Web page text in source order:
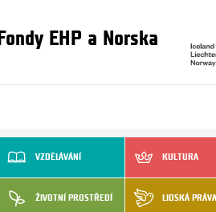
Fondy EHP a Norska
VZDĚLÁVÁNÍ KULTURA
ŽIVOTNÍ PROSTŘEDÍ LIDSKÁ PRÁVA